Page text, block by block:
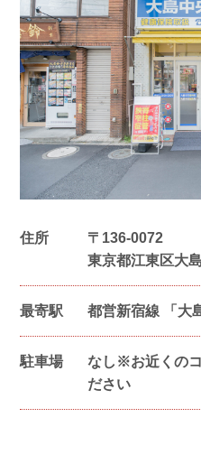
住所 〒 136-0072
東京都江東区大
最寄駅 都営新宿線 「大
駐車場
なし※お近くの
ださい